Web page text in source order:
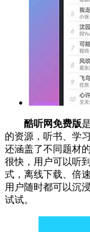
酷听网免费版
的资源，听书、学
还涵盖了不同题材
很快，用户可以听
式，离线下载、倍
用户随时都可以沉
试试。